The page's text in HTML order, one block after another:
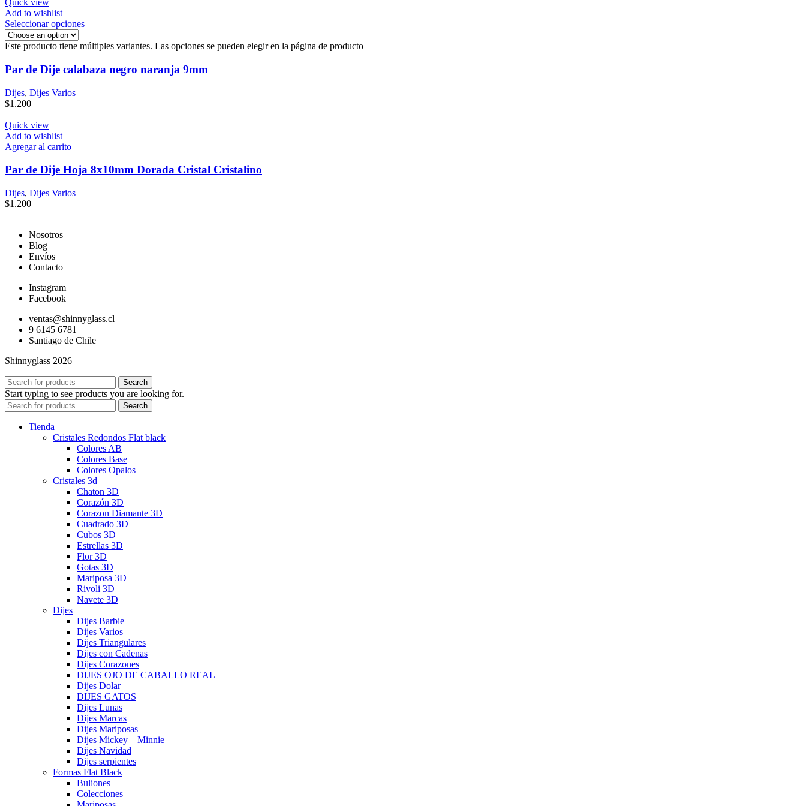
Quick view
Add to wishlist
Seleccionar opciones
Este producto tiene múltiples variantes. Las opciones se pueden elegir en la página de producto
Par de Dije calabaza negro naranja 9mm
Dijes, Dijes Varios
$1.200
Quick view
Add to wishlist
Agregar al carrito
Par de Dije Hoja 8x10mm Dorada Cristal Cristalino
Dijes, Dijes Varios
$1.200
Nosotros
Blog
Envíos
Contacto
Instagram
Facebook
ventas@shinnyglass.cl
9 6145 6781
Santiago de Chile
Shinnyglass 2026
Search
Start typing to see products you are looking for.
Search
Tienda
Cristales Redondos Flat black
Colores AB
Colores Base
Colores Opalos
Cristales 3d
Chaton 3D
Corazón 3D
Corazon Diamante 3D
Cuadrado 3D
Cubos 3D
Estrellas 3D
Flor 3D
Gotas 3D
Mariposa 3D
Rivoli 3D
Navete 3D
Dijes
Dijes Barbie
Dijes Varios
Dijes Triangulares
Dijes con Cadenas
Dijes Corazones
DIJES OJO DE CABALLO REAL
Dijes Dolar
DIJES GATOS
Dijes Lunas
Dijes Marcas
Dijes Mariposas
Dijes Mickey – Minnie
Dijes Navidad
Dijes serpientes
Formas Flat Black
Buliones
Colecciones